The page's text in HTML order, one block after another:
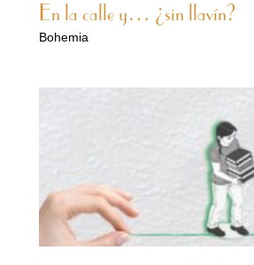
En la calle y… ¿sin llavín?
Bohemia